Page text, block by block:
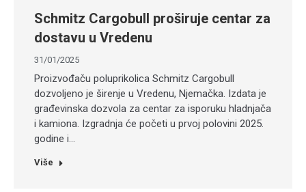
Schmitz Cargobull proširuje centar za
dostavu u Vredenu
31/01/2025
Proizvođaču poluprikolica Schmitz Cargobull
dozvoljeno je širenje u Vredenu, Njemačka. Izdata je
građevinska dozvola za centar za isporuku hladnjača
i kamiona. Izgradnja će početi u prvoj polovini 2025.
godine i…
Više